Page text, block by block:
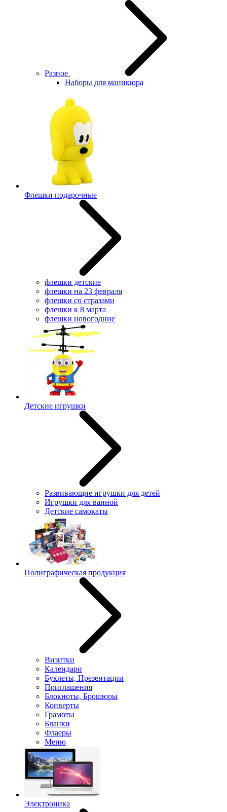
Разное
Наборы для маникюра
Флешки подарочные
флешки детские
флешки на 23 февраля
флешки со стразами
флешки к 8 марта
флешки новогодние
Детские игрушки
Развивающие игрушки для детей
Игрушки для ванной
Детские самокаты
Полиграфическая продукция
Визитки
Календари
Буклеты, Презентации
Приглашения
Блокноты, Брошюры
Конверты
Грамоты
Бланки
Флаеры
Меню
Электроника